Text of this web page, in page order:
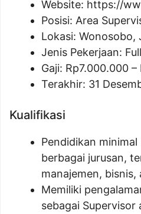
Website: https://
Posisi: Area
Lokasi: Wonosobo,
Jenis Pekerjaan:
Gaji: Rp7.000.000 –
Terakhir: 31
Kualifikasi
Pendidikan
berbagai jurusan,
manajemen,
Memiliki
sebagai Supervisor